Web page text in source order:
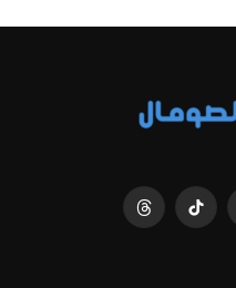
تيكتوك Threads